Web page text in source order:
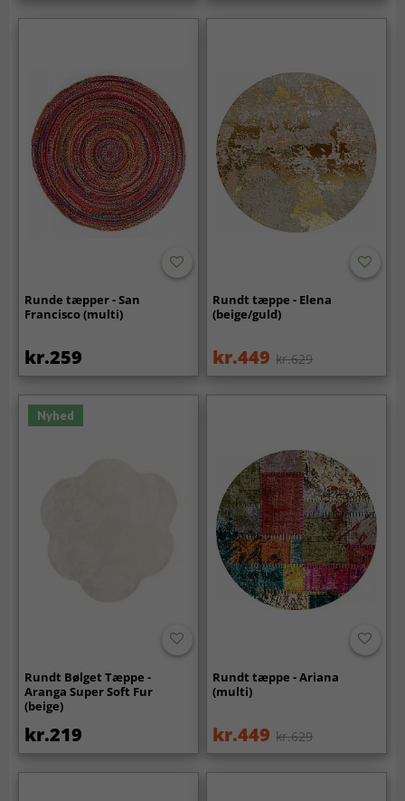
Runde tæpper - San
Francisco (multi)
kr.259
Rundt tæppe - Elena
(beige/guld)
kr.449 kr.629
Nyhed
Rundt Bølget Tæppe -
Aranga Super Soft Fur
(beige)
kr.219
Rundt tæppe - Ariana
(multi)
kr.449 kr.629